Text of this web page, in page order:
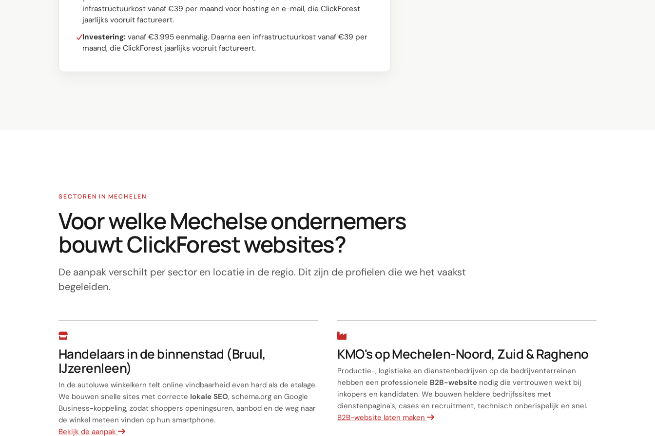
infrastructuurkost vanaf €39 per maand voor hosting en e-mail, die ClickForest
jaarlijks vooruit factureert.
Investering: vanaf €3.995 eenmalig. Daarna een infrastructuurkost vanaf €39 per
maand, die ClickForest jaarlijks vooruit factureert.
SECTOREN IN MECHELEN
Voor welke Mechelse ondernemers
bouwt ClickForest websites?
De aanpak verschilt per sector en locatie in de regio. Dit zijn de profielen die we het vaakst
begeleiden.
Handelaars in de binnenstad (Bruul,
IJzerenleen)
In de autoluwe winkelkern telt online vindbaarheid even hard als de etalage.
We bouwen snelle sites met correcte lokale SEO, schema.org en Google
Business-koppeling, zodat shoppers openingsuren, aanbod en de weg naar
de winkel meteen vinden op hun smartphone.
Bekijk de aanpak
KMO's op Mechelen-Noord, Zuid & Ragheno
Productie-, logistieke en dienstenbedrijven op de bedrijventerreinen
hebben een professionele B2B-website nodig die vertrouwen wekt bij
inkopers en kandidaten. We bouwen heldere bedrijfssites met
dienstenpagina's, cases en recruitment, technisch onberispelijk en snel.
B2B-website laten maken